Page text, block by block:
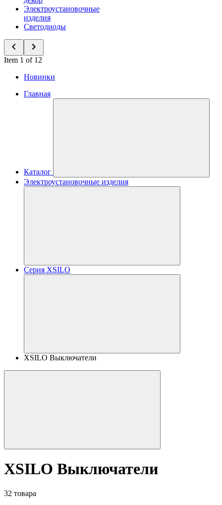
Электроустановочные
изделия
Светодиоды
Item 1 of 12
Новинки
Главная
Каталог
Электроустановочные изделия
Серия XSILO
XSILO Выключатели
XSILO Выключатели
32 товара